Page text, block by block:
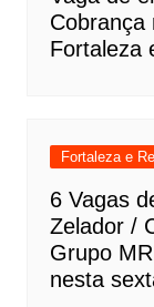
Cobrança
Fortaleza
Fortaleza e
6 Vagas
Zelador /
Grupo
nesta